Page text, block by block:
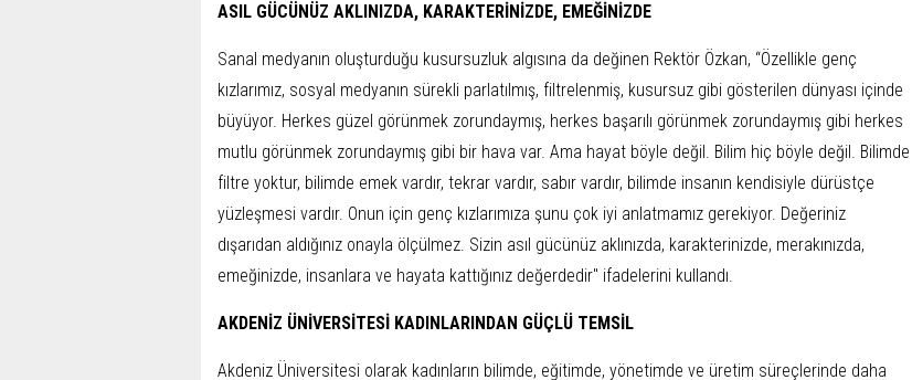
ASIL GÜCÜNÜZ AKLINIZDA, KARAKTERİNİZDE, EMEĞİNİZDE
Sanal medyanın oluşturduğu kusursuzluk algısına da değinen Rektör Özkan, “Özellikle genç
kızlarımız, sosyal medyanın sürekli parlatılmış, filtrelenmiş, kusursuz gibi gösterilen dünyası içinde
büyüyor. Herkes güzel görünmek zorundaymış, herkes başarılı görünmek zorundaymış gibi herkes
mutlu görünmek zorundaymış gibi bir hava var. Ama hayat böyle değil. Bilim hiç böyle değil. Bilimde
filtre yoktur, bilimde emek vardır, tekrar vardır, sabır vardır, bilimde insanın kendisiyle dürüstçe
yüzleşmesi vardır. Onun için genç kızlarımıza şunu çok iyi anlatmamız gerekiyor. Değeriniz
dışarıdan aldığınız onayla ölçülmez. Sizin asıl gücünüz aklınızda, karakterinizde, merakınızda,
emeğinizde, insanlara ve hayata kattığınız değerdedir" ifadelerini kullandı.
AKDENİZ ÜNİVERSİTESİ KADINLARINDAN GÜÇLÜ TEMSİL
Akdeniz Üniversitesi olarak kadınların bilimde, eğitimde, yönetimde ve üretim süreçlerinde daha